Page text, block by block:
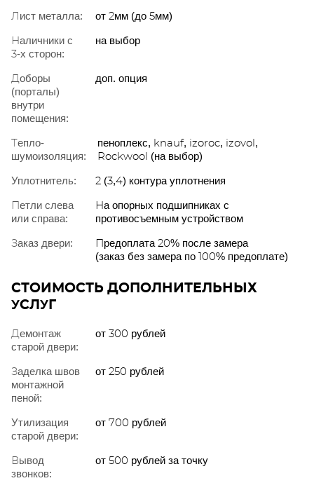
Лист металла:
от 2мм (до 5мм)
Наличники с
3-х сторон:
на выбор
Доборы
(порталы)
внутри
помещения:
доп. опция
Тепло-
шумоизоляция:
пеноплекс, knauf, izoroc, izovol,
Rockwool (на выбор)
Уплотнитель:
2 (3,4) контура уплотнения
Петли слева
или справа:
На опорных подшипниках с
противосъемным устройством
Заказ двери:
Предоплата 20% после замера
(заказ без замера по 100% предоплате)
СТОИМОСТЬ ДОПОЛНИТЕЛЬНЫХ
УСЛУГ
Демонтаж
старой двери:
от 300 рублей
Заделка швов
монтажной
пеной:
от 250 рублей
Утилизация
старой двери:
от 700 рублей
Вывод
звонков:
от 500 рублей за точку